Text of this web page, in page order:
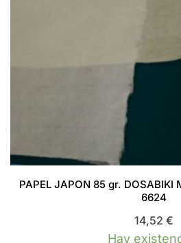
PAPEL JAPON 85 gr.
6624
14,52 €
Hay